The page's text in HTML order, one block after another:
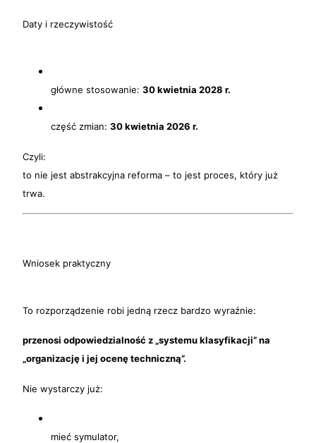
Daty i rzeczywistość
główne stosowanie: 30 kwietnia 2028 r.
część zmian: 30 kwietnia 2026 r.
Czyli:
to nie jest abstrakcyjna reforma – to jest proces, który już
trwa.
Wniosek praktyczny
To rozporządzenie robi jedną rzecz bardzo wyraźnie:
przenosi odpowiedzialność z „systemu klasyfikacji” na
„organizację i jej ocenę techniczną”.
Nie wystarczy już:
mieć symulator,